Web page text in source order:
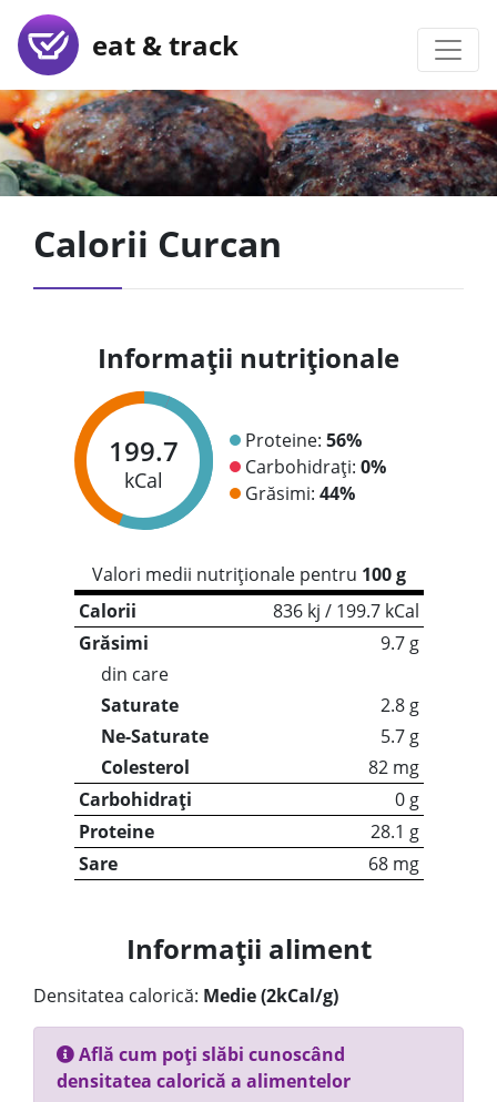
eat & track
Calorii Curcan
Informații nutriționale
199.7
kCal
Proteine: 56%
Carbohidrați: 0%
Grăsimi: 44%
Valori medii nutriționale pentru 100 g
Calorii
836 kj / 199.7 kCal
Grăsimi
9.7 g
din care
Saturate
2.8 g
Ne-Saturate
5.7 g
Colesterol
82 mg
Carbohidrați
0 g
Proteine
28.1 g
Sare
68 mg
Informații aliment
Densitatea calorică: Medie (2kCal/g)
Află cum poți slăbi cunoscând
densitatea calorică a alimentelor